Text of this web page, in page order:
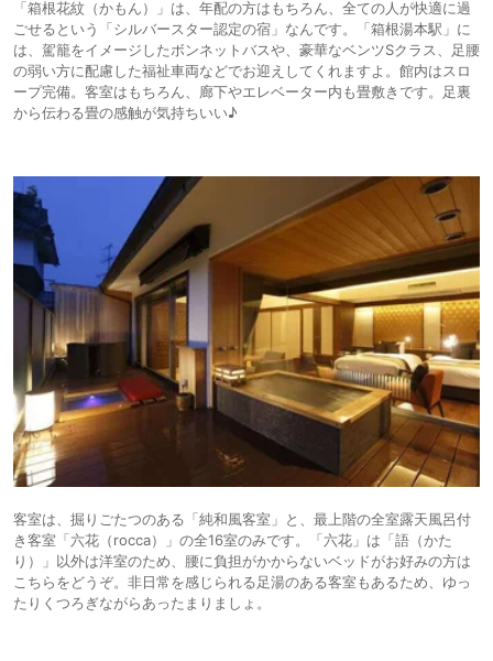
「箱根花紋（かもん）」は、年配の方はもちろん、全ての人が快適に過
ごせるという「シルバースター認定の宿」なんです。「箱根湯本駅」に
は、駕籠をイメージしたボンネットバスや、豪華なベンツSクラス、足腰
の弱い方に配慮した福祉車両などでお迎えしてくれますよ。館内はスロ
ープ完備。客室はもちろん、廊下やエレベーター内も畳敷きです。足裏
から伝わる畳の感触が気持ちいい♪
客室は、掘りごたつのある「純和風客室」と、最上階の全室露天風呂付
き客室「六花（rocca）」の全16室のみです。「六花」は「語（かた
り）」以外は洋室のため、腰に負担がかからないベッドがお好みの方は
こちらをどうぞ。非日常を感じられる足湯のある客室もあるため、ゆっ
たりくつろぎながらあったまりましょ。